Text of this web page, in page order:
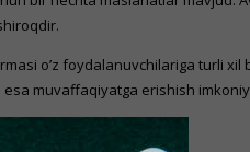
o’z foydalanuvchilariga turli
esa muvaffaqiyatga erishish